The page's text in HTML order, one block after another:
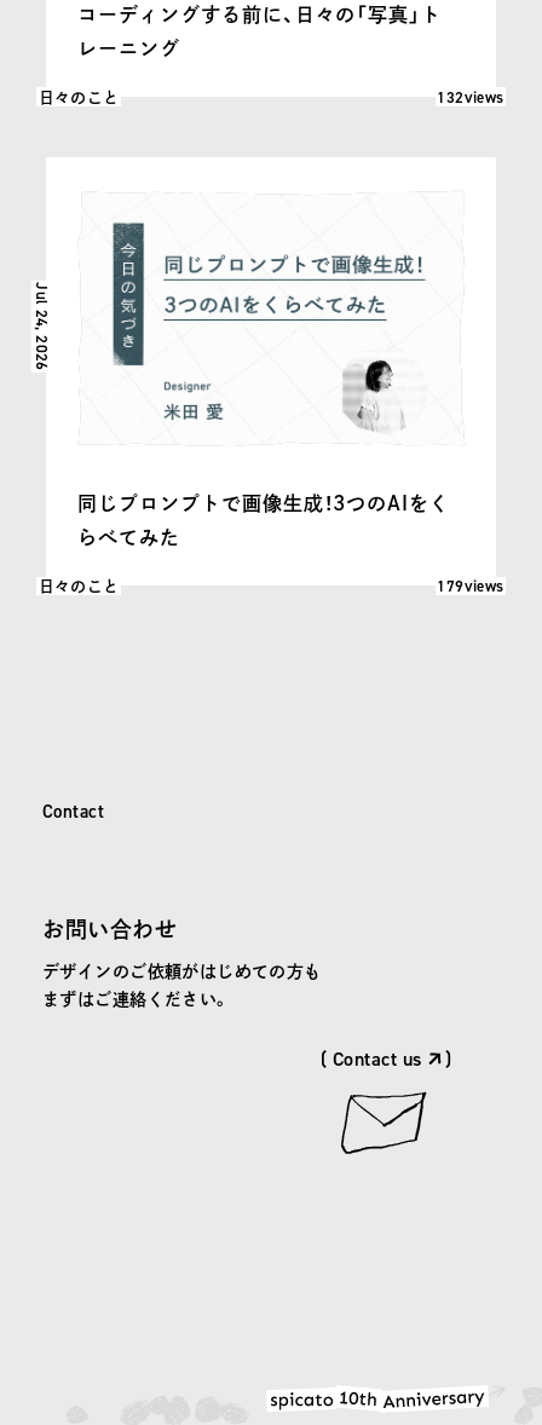
コーディングする前に、日々の「写真」ト
レーニング
日々のこと 閲覧数: 132
132views
Jul 24, 2026
同じプロンプトで画像生成！3つのAIをく
らべてみた
日々のこと 閲覧数: 179
179views
お問い合わせ
Contact
デザインのご依頼がはじめての方も
まずはご連絡ください。
( Contact us )